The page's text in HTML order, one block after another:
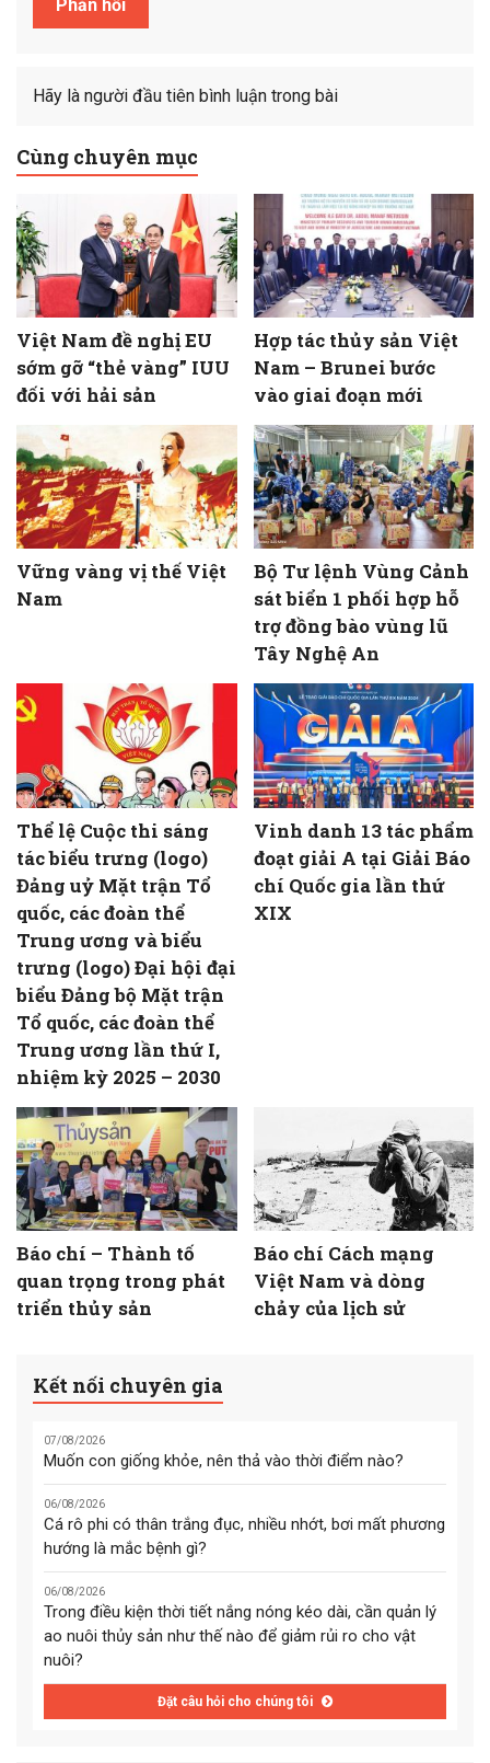
Hãy là người đầu tiên bình luận trong bài
Cùng chuyên mục
Việt Nam đề nghị EU
sớm gỡ “thẻ vàng” IUU
đối với hải sản
Hợp tác thủy sản Việt
Nam – Brunei bước
vào giai đoạn mới
Vững vàng vị thế Việt
Nam
Bộ Tư lệnh Vùng Cảnh
sát biển 1 phối hợp hỗ
trợ đồng bào vùng lũ
Tây Nghệ An
Thể lệ Cuộc thi sáng
tác biểu trưng (logo)
Đảng uỷ Mặt trận Tổ
quốc, các đoàn thể
Trung ương và biểu
trưng (logo) Đại hội đại
biểu Đảng bộ Mặt trận
Tổ quốc, các đoàn thể
Trung ương lần thứ I,
nhiệm kỳ 2025 – 2030
Vinh danh 13 tác phẩm
đoạt giải A tại Giải Báo
chí Quốc gia lần thứ
XIX
Báo chí – Thành tố
quan trọng trong phát
triển thủy sản
Báo chí Cách mạng
Việt Nam và dòng
chảy của lịch sử
Kết nối chuyên gia
07/08/2026
Muốn con giống khỏe, nên thả vào thời điểm nào?
06/08/2026
Cá rô phi có thân trắng đục, nhiều nhớt, bơi mất phương
hướng là mắc bệnh gì?
06/08/2026
Trong điều kiện thời tiết nắng nóng kéo dài, cần quản lý
ao nuôi thủy sản như thế nào để giảm rủi ro cho vật
nuôi?
Đặt câu hỏi cho chúng tôi